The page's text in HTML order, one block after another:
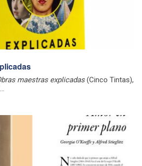
maestras explicadas(Cinco Tintas),